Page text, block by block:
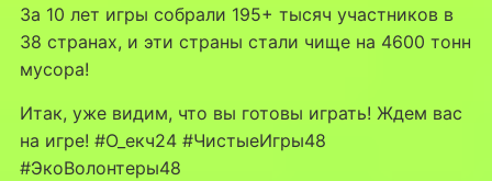
За 10 лет игры собрали 195+ тысяч участников в
38 странах, и эти страны стали чище на 4600 тонн
мусора!
Итак, уже видим, что вы готовы играть! Ждем вас
на игре! #О_екч24 #ЧистыеИгры48
#ЭкоВолонтеры48